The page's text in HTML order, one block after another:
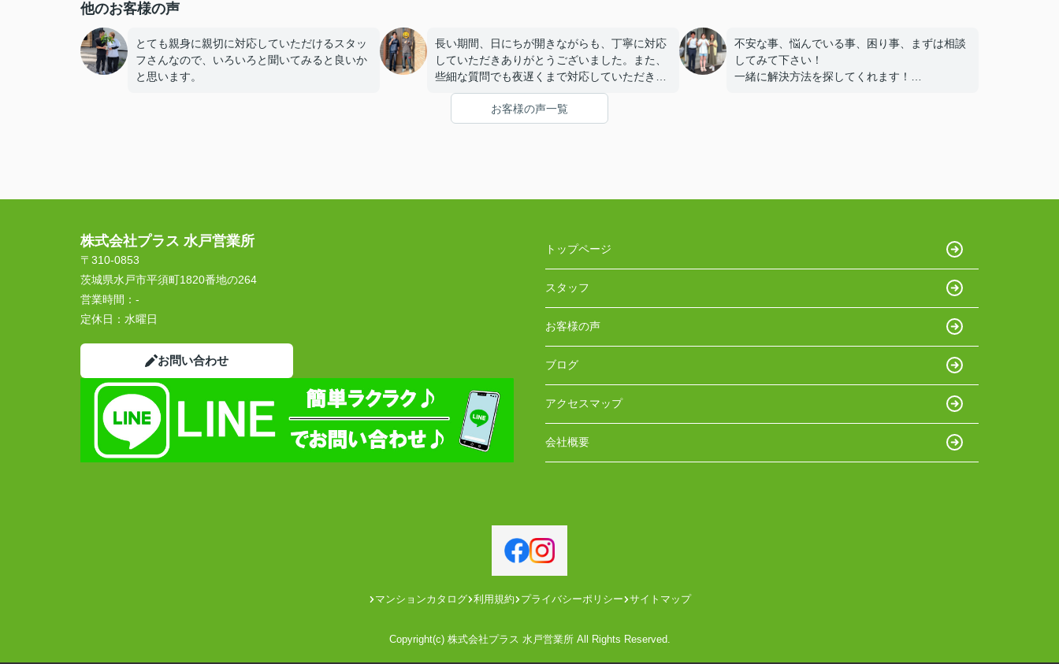
他のお客様の声
とても親身に親切に対応していただけるスタッ
フさんなので、いろいろと聞いてみると良いか
と思います。
長い期間、日にちが開きながらも、丁寧に対応
していただきありがとうございました。また、
些細な質問でも夜遅くまで対応していただき本
当にありがとうございました。
不安な事、悩んでいる事、困り事、まずは相談
してみて下さい！
一緒に解決方法を探してくれます！
お客様の声一覧
株式会社プラス 水戸営業所
〒310-0853
茨城県水戸市平須町1820番地の264
営業時間： -
定休日： 水曜日
お問い合わせ
トップページ
スタッフ
お客様の声
ブログ
アクセスマップ
会社概要
マンションカタログ 利用規約 プライバシーポリシー サイトマップ
Copyright(c) 株式会社プラス 水戸営業所 All Rights Reserved.